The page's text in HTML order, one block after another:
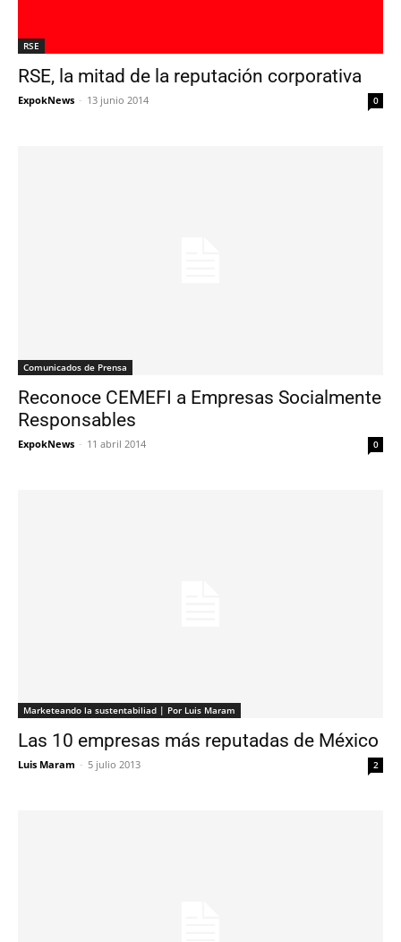
RSE
RSE, la mitad de la reputación corporativa
ExpokNews - 13 junio 2014 0
Comunicados de Prensa
Reconoce CEMEFI a Empresas Socialmente
Responsables
ExpokNews - 11 abril 2014 0
Marketeando la sustentabiliad | Por Luis Maram
Las 10 empresas más reputadas de México
Luis Maram - 5 julio 2013 2